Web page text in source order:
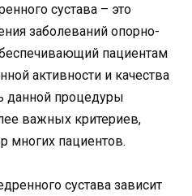
сустава – это
заболеваний опорно-
пациентам
активности и качества
данной процедуры
важных критериев,
многих пациентов.
сустава зависит